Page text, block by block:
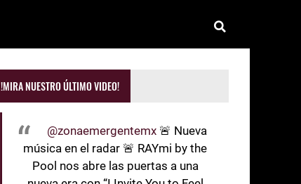
!MIRA NUESTRO ÚLTIMO VIDEO!
@zonaemergentemx 🚨 Nueva
música en el radar 🚨 RAYmi by the
Pool nos abre las puertas a una